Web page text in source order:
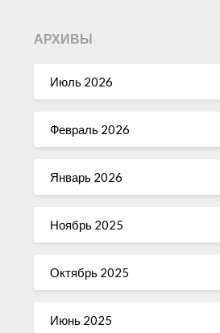
АРХИВЫ
Июль 2026
Февраль 2026
Январь 2026
Ноябрь 2025
Октябрь 2025
Июнь 2025